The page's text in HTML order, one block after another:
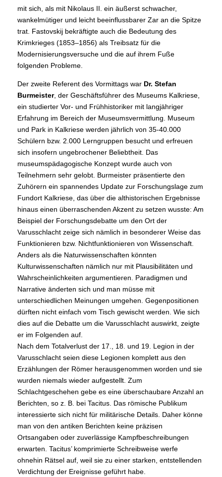
mit sich, als mit Nikolaus II. ein äußerst schwacher,
wankelmütiger und leicht beeinflussbarer Zar an die Spitze
trat. Fastovskij bekräftigte auch die Bedeutung des
Krimkrieges (1853–1856) als Treibsatz für die
Modernisierungsversuche und die auf ihrem Fuße
folgenden Probleme.
Der zweite Referent des Vormittags war Dr. Stefan
Burmeister, der Geschäftsführer des Museums Kalkriese,
ein studierter Vor- und Frühhistoriker mit langjähriger
Erfahrung im Bereich der Museumsvermittlung. Museum
und Park in Kalkriese werden jährlich von 35-40.000
Schülern bzw. 2.000 Lerngruppen besucht und erfreuen
sich insofern ungebrochener Beliebtheit. Das
museumspädagogische Konzept wurde auch von
Teilnehmern sehr gelobt. Burmeister präsentierte den
Zuhörern ein spannendes Update zur Forschungslage zum
Fundort Kalkriese, das über die althistorischen Ergebnisse
hinaus einen überraschenden Akzent zu setzen wusste: Am
Beispiel der Forschungsdebatte um den Ort der
Varusschlacht zeige sich nämlich in besonderer Weise das
Funktionieren bzw. Nichtfunktionieren von Wissenschaft.
Anders als die Naturwissenschaften könnten
Kulturwissenschaften nämlich nur mit Plausibilitäten und
Wahrscheinlichkeiten argumentieren. Paradigmen und
Narrative änderten sich und man müsse mit
unterschiedlichen Meinungen umgehen. Gegenpositionen
dürften nicht einfach vom Tisch gewischt werden. Wie sich
dies auf die Debatte um die Varusschlacht auswirkt, zeigte
er im Folgenden auf.
Nach dem Totalverlust der 17., 18. und 19. Legion in der
Varusschlacht seien diese Legionen komplett aus den
Erzählungen der Römer herausgenommen worden und sie
wurden niemals wieder aufgestellt. Zum
Schlachtgeschehen gebe es eine überschaubare Anzahl an
Berichten, so z. B. bei Tacitus. Das römische Publikum
interessierte sich nicht für militärische Details. Daher könne
man von den antiken Berichten keine präzisen
Ortsangaben oder zuverlässige Kampfbeschreibungen
erwarten. Tacitus’ komprimierte Schreibweise werfe
ohnehin Rätsel auf, weil sie zu einer starken, entstellenden
Verdichtung der Ereignisse geführt habe.